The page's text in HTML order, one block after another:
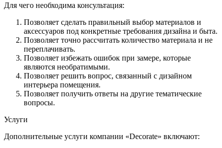
Для чего необходима консультация:
Позволяет сделать правильный выбор материалов и
аксессуаров под конкретные требования дизайна и быта.
Позволяет точно рассчитать количество материала и не
переплачивать.
Позволяет избежать ошибок при замере, которые
являются необратимыми.
Позволяет решить вопрос, связанный с дизайном
интерьера помещения.
Позволяет получить ответы на другие тематические
вопросы.
Услуги
Дополнительные услуги компании «Decorate» включают: